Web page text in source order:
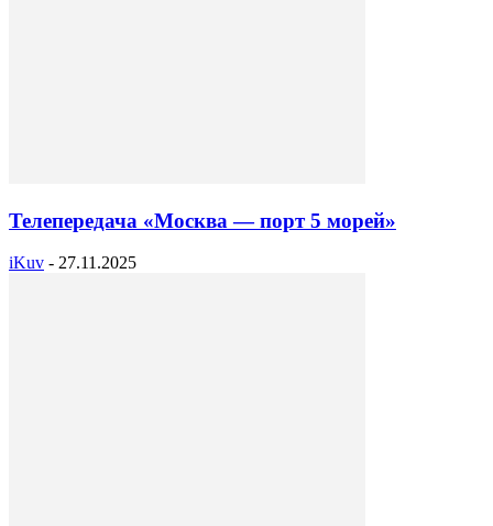
Телепередача «Москва — порт 5 морей»
iKuv - 27.11.2025